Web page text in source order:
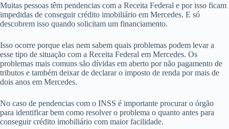
Muitas pessoas têm pendencias com a Receita Federal e por isso ficam
impedidas de conseguir crédito imobiliário em Mercedes. E só
descobrem isso quando solicitam um financiamento.
Isso ocorre porque elas nem sabem quais problemas podem levar a
esse tipo de situação com a Receita Federal em Mercedes. Os
problemas mais comuns são dívidas em aberto por não pagamento de
tributos e também deixar de declarar o imposto de renda por mais de
dois anos em Mercedes.
No caso de pendencias com o INSS é importante procurar o órgão
para identificar bem como resolver o problema o quanto antes para
conseguir crédito imobiliário com maior facilidade.